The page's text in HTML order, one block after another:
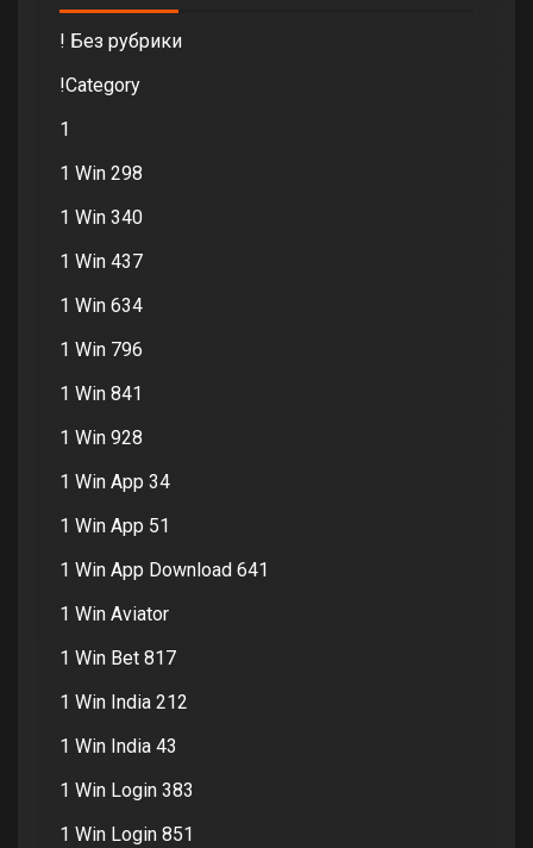
! Без рубрики
!Category
1
1 Win 298
1 Win 340
1 Win 437
1 Win 634
1 Win 796
1 Win 841
1 Win 928
1 Win App 34
1 Win App 51
1 Win App Download 641
1 Win Aviator
1 Win Bet 817
1 Win India 212
1 Win India 43
1 Win Login 383
1 Win Login 851